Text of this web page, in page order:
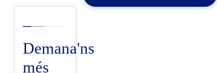
Demana'ns
més